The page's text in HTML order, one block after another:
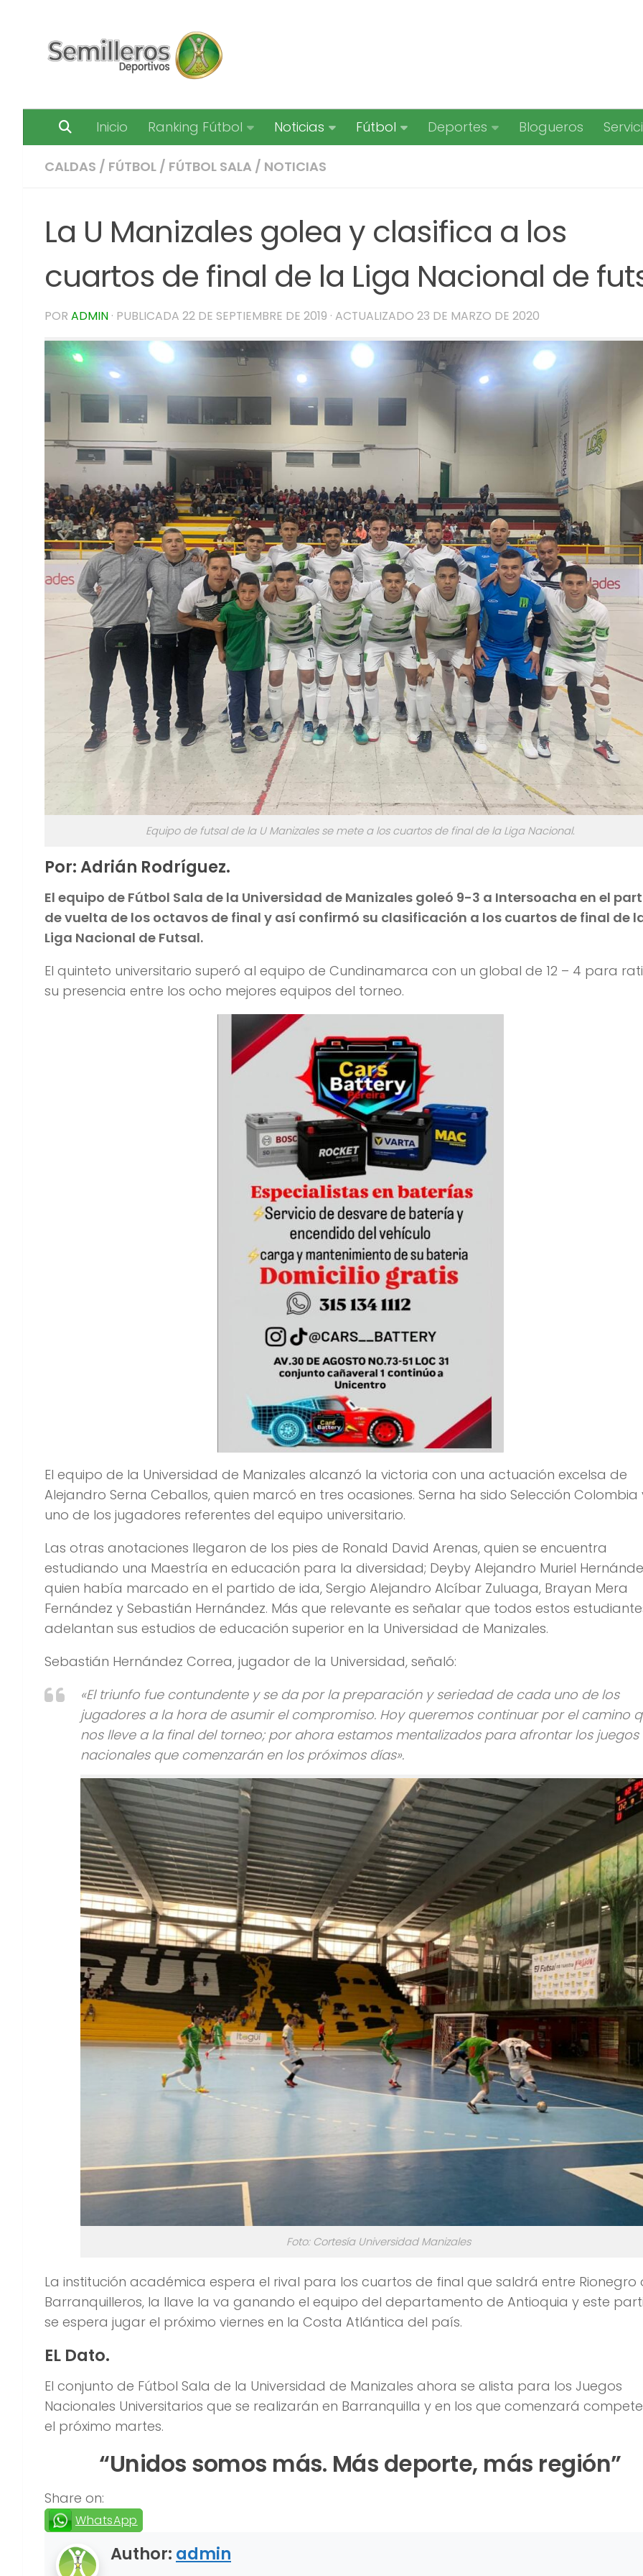
Inicio Ranking Fútbol Noticias Fútbol Deportes Blogueros
CALDAS / FÚTBOL / FÚTBOL SALA / NOTICIAS
La U Manizales golea y clasifica a los
cuartos de final de la Liga Nacional de
POR ADMIN · PUBLICADA 22 DE SEPTIEMBRE DE 2019 · ACTUALIZADO 23 DE MARZO DE 2020
Equipo de futsal de la U Manizales se mete a los cuartos de final de la Liga Nacional.
Por: Adrián Rodríguez.
El equipo de Fútbol Sala de la Universidad de Manizales goleó 9-3 a Intersoacha en el
de vuelta de los octavos de final y así confirmó su clasificación a los cuartos de final de
Liga Nacional de Futsal.
El quinteto universitario superó al equipo de Cundinamarca con un global de 12 – 4 para
su presencia entre los ocho mejores equipos del torneo.
El equipo de la Universidad de Manizales alcanzó la victoria con una actuación excelsa de
Alejandro Serna Ceballos, quien marcó en tres ocasiones. Serna ha sido Selección Colombia
uno de los jugadores referentes del equipo universitario.
Las otras anotaciones llegaron de los pies de Ronald David Arenas, quien se encuentra
estudiando una Maestría en educación para la diversidad; Deyby Alejandro Muriel
quien había marcado en el partido de ida, Sergio Alejandro Alcíbar Zuluaga, Brayan Mera
Fernández y Sebastián Hernández. Más que relevante es señalar que todos estos
adelantan sus estudios de educación superior en la Universidad de Manizales.
Sebastián Hernández Correa, jugador de la Universidad, señaló:
«El triunfo fue contundente y se da por la preparación y seriedad de cada uno de los
jugadores a la hora de asumir el compromiso. Hoy queremos continuar por el camino
nos lleve a la final del torneo; por ahora estamos mentalizados para afrontar los juegos
nacionales que comenzarán en los próximos días».
Foto: Cortesía Universidad Manizales
La institución académica espera el rival para los cuartos de final que saldrá entre Rionegro
Barranquilleros, la llave la va ganando el equipo del departamento de Antioquia y este
se espera jugar el próximo viernes en la Costa Atlántica del país.
EL Dato.
El conjunto de Fútbol Sala de la Universidad de Manizales ahora se alista para los Juegos
Nacionales Universitarios que se realizarán en Barranquilla y en los que comenzará
el próximo martes.
“Unidos somos más. Más deporte, más región”
Share on:
WhatsApp
Author: admin